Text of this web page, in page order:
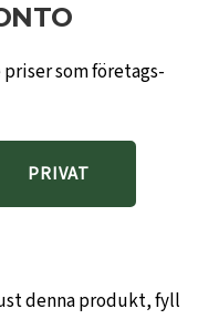
som företags-
PRIVAT
denna produkt, fyll